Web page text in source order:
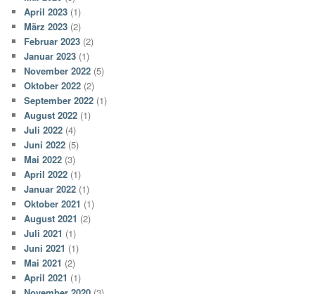
April 2023 (1)
März 2023 (2)
Februar 2023 (2)
Januar 2023 (1)
November 2022 (5)
Oktober 2022 (2)
September 2022 (1)
August 2022 (1)
Juli 2022 (4)
Juni 2022 (5)
Mai 2022 (3)
April 2022 (1)
Januar 2022 (1)
Oktober 2021 (1)
August 2021 (2)
Juli 2021 (1)
Juni 2021 (1)
Mai 2021 (2)
April 2021 (1)